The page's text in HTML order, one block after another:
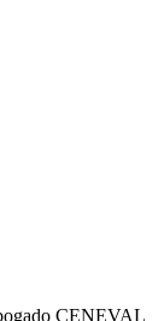
CENEVAL